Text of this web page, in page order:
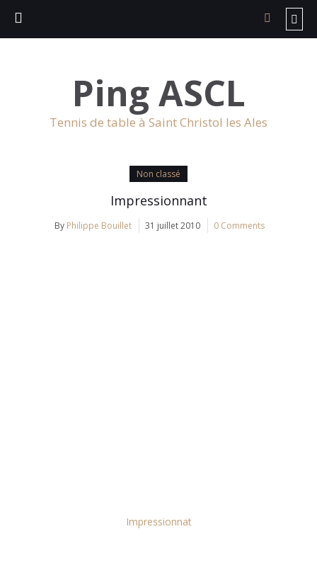
Ping ASCL
Tennis de table à Saint Christol les Ales
Non classé
Impressionnant
By Philippe Bouillet 31 juillet 2010 0 Comments
Impressionnat